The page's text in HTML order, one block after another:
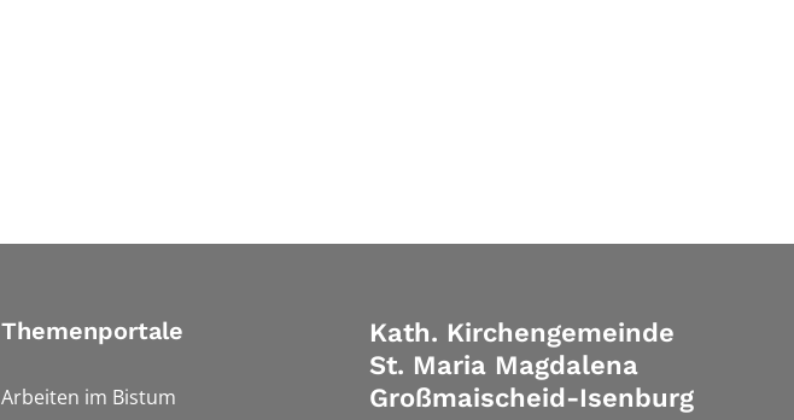
Themenportale
Arbeiten im Bistum
Kath. Kirchengemeinde
St. Maria Magdalena
Großmaischeid-Isenburg